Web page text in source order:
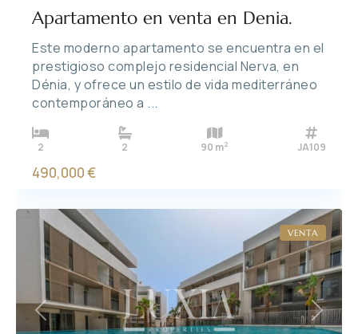
Apartamento en venta en Denia.
Este moderno apartamento se encuentra en el
prestigioso complejo residencial Nerva, en
Dénia, y ofrece un estilo de vida mediterráneo
contemporáneo a ...
2 2 90 m2 JA109
490,000 €
Previous Next
VENTA